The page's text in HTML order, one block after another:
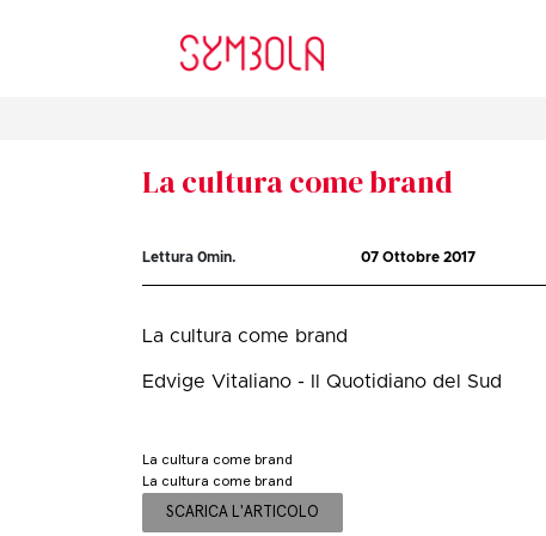
La cultura come brand
Lettura0min. 07 Ottobre 2017
La cultura come brand
Edvige Vitaliano - Il Quotidiano del Sud
La cultura come brand
La cultura come brand
SCARICA L'ARTICOLO